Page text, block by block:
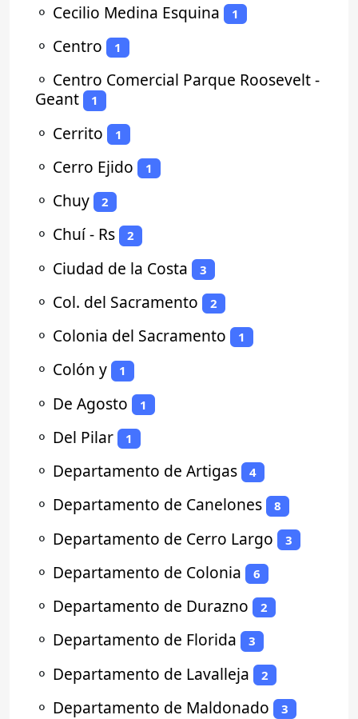
⚬ Cecilio Medina Esquina 1
⚬ Centro 1
⚬ Centro Comercial Parque Roosevelt -
Geant
1
⚬ Cerrito 1
⚬ Cerro Ejido 1
⚬ Chuy 2
⚬ Chuí - Rs 2
⚬ Ciudad de la Costa 3
⚬ Col. del Sacramento 2
⚬ Colonia del Sacramento 1
⚬ Colón y 1
⚬ De Agosto 1
⚬ Del Pilar 1
⚬ Departamento de Artigas 4
⚬ Departamento de Canelones 8
⚬ Departamento de Cerro Largo 3
⚬ Departamento de Colonia 6
⚬ Departamento de Durazno 2
⚬ Departamento de Florida 3
⚬ Departamento de Lavalleja 2
⚬ Departamento de Maldonado 3